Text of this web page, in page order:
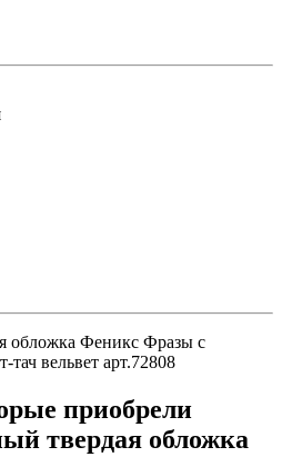
обложка Феникс Фразы с
вельвет арт.72808
приобрели
твердая обложка